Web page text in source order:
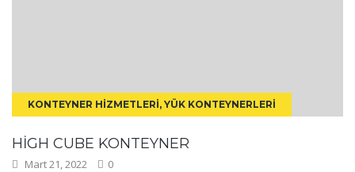
KONTEYNER HIZMETLERI, YÜK KONTEYNERLERI
HIGH CUBE KONTEYNER
Mart 21, 2022 0